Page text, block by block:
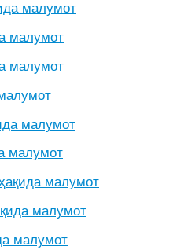
малумот
малумот
малумот